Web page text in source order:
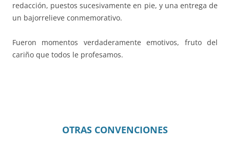
redacción, puestos sucesivamente en pie, y una entrega de
un bajorrelieve conmemorativo.
Fueron momentos verdaderamente emotivos, fruto del
cariño que todos le profesamos.
OTRAS CONVENCIONES